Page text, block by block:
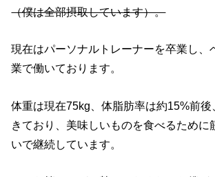
（僕は全部摂取しています）。
現在はパーソナルトレーナーを卒業し、
業で働いております。
体重は現在75kg、体脂肪率は約15%前
きており、美味しいものを食べるために
いで継続しています。